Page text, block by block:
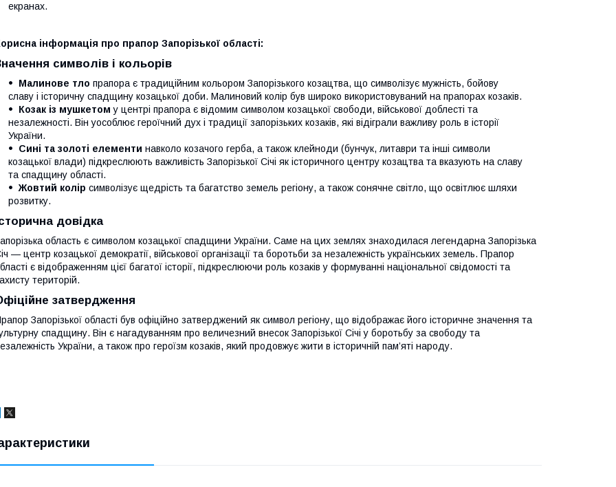
екранах.
інформація про прапор Запорізької області:
символів і кольорів
Малинове тло прапора є традиційним кольором Запорізького козацтва, що символізує мужність, бойову
славу і історичну спадщину козацької доби. Малиновий колір був широко використовуваний на прапорах козаків.
Козак із мушкетом у центрі прапора є відомим символом козацької свободи, військової доблесті та
незалежності. Він уособлює героїчний дух і традиції запорізьких козаків, які відіграли важливу роль в історії
України.
Сині та золоті елементи навколо козачого герба, а також клейноди (бунчук, литаври та інші символи
козацької влади) підкреслюють важливість Запорізької Січі як історичного центру козацтва та вказують на славу
та спадщину області.
Жовтий колір символізує щедрість та багатство земель регіону, а також сонячне світло, що освітлює шляхи
розвитку.
довідка
область є символом козацької спадщини України. Саме на цих землях знаходилася легендарна Запорізька
— центр козацької демократії, військової організації та боротьби за незалежність українських земель. Прапор
є відображенням цієї багатої історії, підкреслюючи роль козаків у формуванні національної свідомості та
територій.
затвердження
Запорізької області був офіційно затверджений як символ регіону, що відображає його історичне значення та
спадщину. Він є нагадуванням про величезний внесок Запорізької Січі у боротьбу за свободу та
України, а також про героїзм козаків, який продовжує жити в історичній пам’яті народу.